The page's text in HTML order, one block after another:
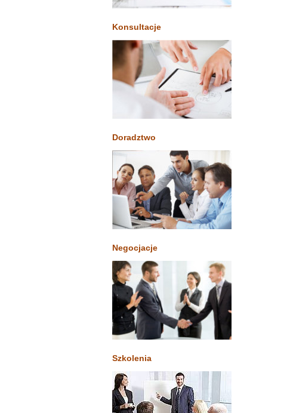
Konsultacje
Doradztwo
Negocjacje
Szkolenia